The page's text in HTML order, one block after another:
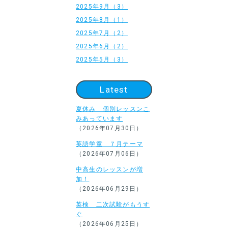
2025年9月（3）
2025年8月（1）
2025年7月（2）
2025年6月（2）
2025年5月（3）
Latest
夏休み 個別レッスンこ
みあっています
（2026年07月30日）
英語学童 ７月テーマ
（2026年07月06日）
中高生のレッスンが増
加！
（2026年06月29日）
英検 二次試験がもうす
ぐ
（2026年06月25日）